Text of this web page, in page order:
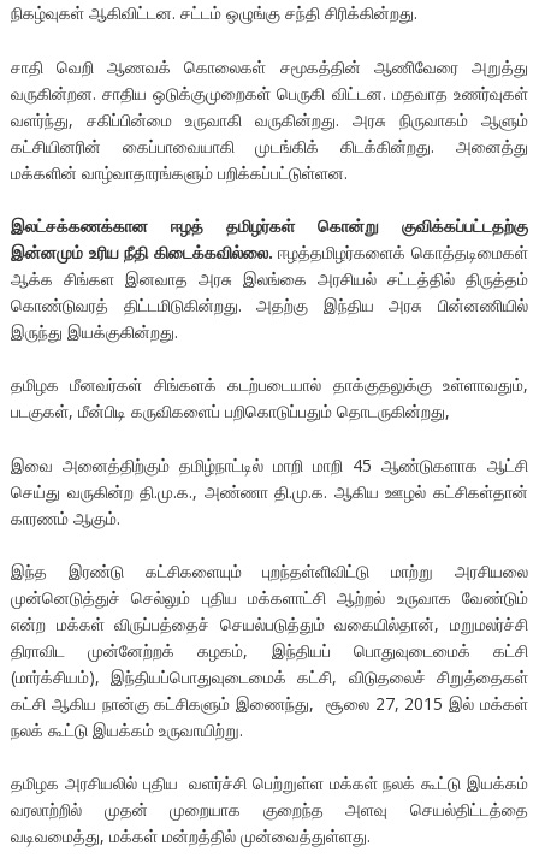
நிகழ்வுகள் ஆகிவிட்டன. சட்டம் ஒழுங்கு சந்தி சிரிக்கின்றது.
சாதி வெறி ஆணவக் கொலைகள் சமூகத்தின் ஆணிவேரை அறுத்து
வருகின்றன. சாதிய ஒடுக்குமுறைகள் பெருகி விட்டன. மதவாத உணர்வுகள்
வளர்ந்து, சகிப்பின்மை உருவாகி வருகின்றது. அரசு நிருவாகம் ஆளும்
கட்சியினரின் கைப்பாவையாகி முடங்கிக் கிடக்கின்றது. அனைத்து
மக்களின் வாழ்வாதாரங்களும் பறிக்கப்பட்டுள்ளன.
இலட்சக்கணக்கான ஈழத் தமிழர்கள் கொன்று குவிக்கப்பட்டதற்கு
இன்னமும் உரிய நீதி கிடைக்கவில்லை. ஈழத்தமிழர்களைக் கொத்தடிமைகள்
ஆக்க சிங்கள இனவாத அரசு இலங்கை அரசியல் சட்டத்தில் திருத்தம்
கொண்டுவரத் திட்டமிடுகின்றது. அதற்கு இந்திய அரசு பின்னணியில்
இருந்து இயக்குகின்றது.
தமிழக மீனவர்கள் சிங்களக் கடற்படையால் தாக்குதலுக்கு உள்ளாவதும்,
படகுகள், மீன்பிடி கருவிகளைப் பறிகொடுப்பதும் தொடருகின்றது,
இவை அனைத்திற்கும் தமிழ்நாட்டில் மாறி மாறி 45 ஆண்டுகளாக ஆட்சி
செய்து வருகின்ற தி.மு.க., அண்ணா தி.மு.க. ஆகிய ஊழல் கட்சிகள்தான்
காரணம் ஆகும்.
இந்த இரண்டு கட்சிகளையும் புறந்தள்ளிவிட்டு மாற்று அரசியலை
முன்னெடுத்துச் செல்லும் புதிய மக்களாட்சி ஆற்றல் உருவாக வேண்டும்
என்ற மக்கள் விருப்பத்தைச் செயல்படுத்தும் வகையில்தான், மறுமலர்ச்சி
திராவிட முன்னேற்றக் கழகம், இந்தியப் பொதுவுடைமைக் கட்சி
(மார்க்சியம்), இந்தியப்பொதுவுடைமைக் கட்சி, விடுதலைச் சிறுத்தைகள்
கட்சி ஆகிய நான்கு கட்சிகளும் இணைந்து, சூலை 27, 2015 இல் மக்கள்
நலக் கூட்டு இயக்கம் உருவாயிற்று.
தமிழக அரசியலில் புதிய வளர்ச்சி பெற்றுள்ள மக்கள் நலக் கூட்டு இயக்கம்
வரலாற்றில் முதன் முறையாக குறைந்த அளவு செயல்திட்டத்தை
வடிவமைத்து, மக்கள் மன்றத்தில் முன்வைத்துள்ளது.